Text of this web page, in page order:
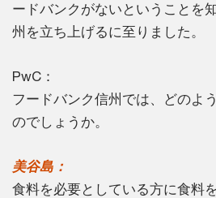
ードバンクがないということを
州を立ち上げるに至りました。
PwC：
フードバンク信州では、どのよ
のでしょうか。
美谷島：
食料を必要としている方に食料